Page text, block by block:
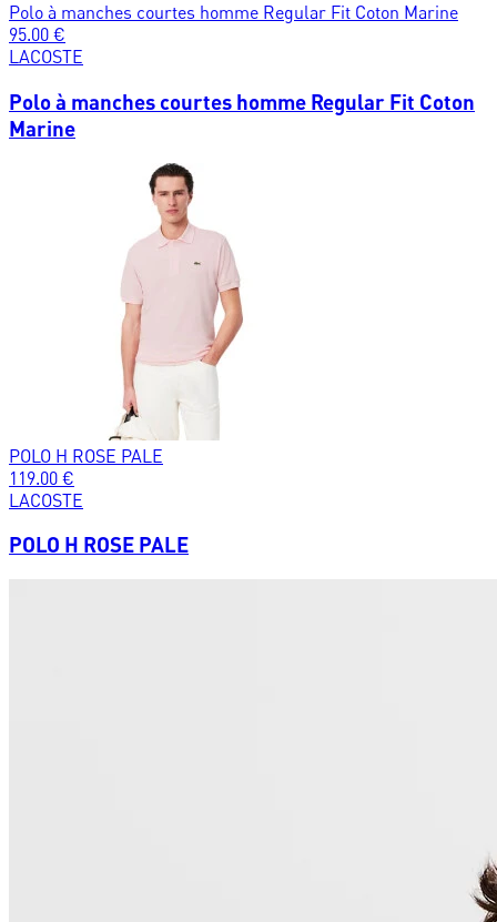
Polo à manches courtes homme Regular Fit Coton Marine
95.00 €
LACOSTE
Polo à manches courtes homme Regular Fit Coton
Marine
POLO H ROSE PALE
119.00 €
LACOSTE
POLO H ROSE PALE